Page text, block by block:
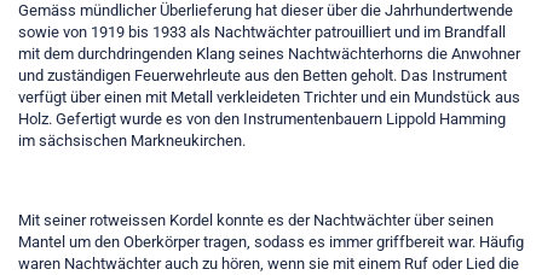
Gemäss mündlicher Überlieferung hat dieser über die Jahrhundertwende
sowie von 1919 bis 1933 als Nachtwächter patrouilliert und im Brandfall
mit dem durchdringenden Klang seines Nachtwächterhorns die Anwohner
und zuständigen Feuerwehrleute aus den Betten geholt. Das Instrument
verfügt über einen mit Metall verkleideten Trichter und ein Mundstück aus
Holz. Gefertigt wurde es von den Instrumentenbauern Lippold Hamming
im sächsischen Markneukirchen.
Mit seiner rotweissen Kordel konnte es der Nachtwächter über seinen
Mantel um den Oberkörper tragen, sodass es immer griffbereit war. Häufig
waren Nachtwächter auch zu hören, wenn sie mit einem Ruf oder Lied die